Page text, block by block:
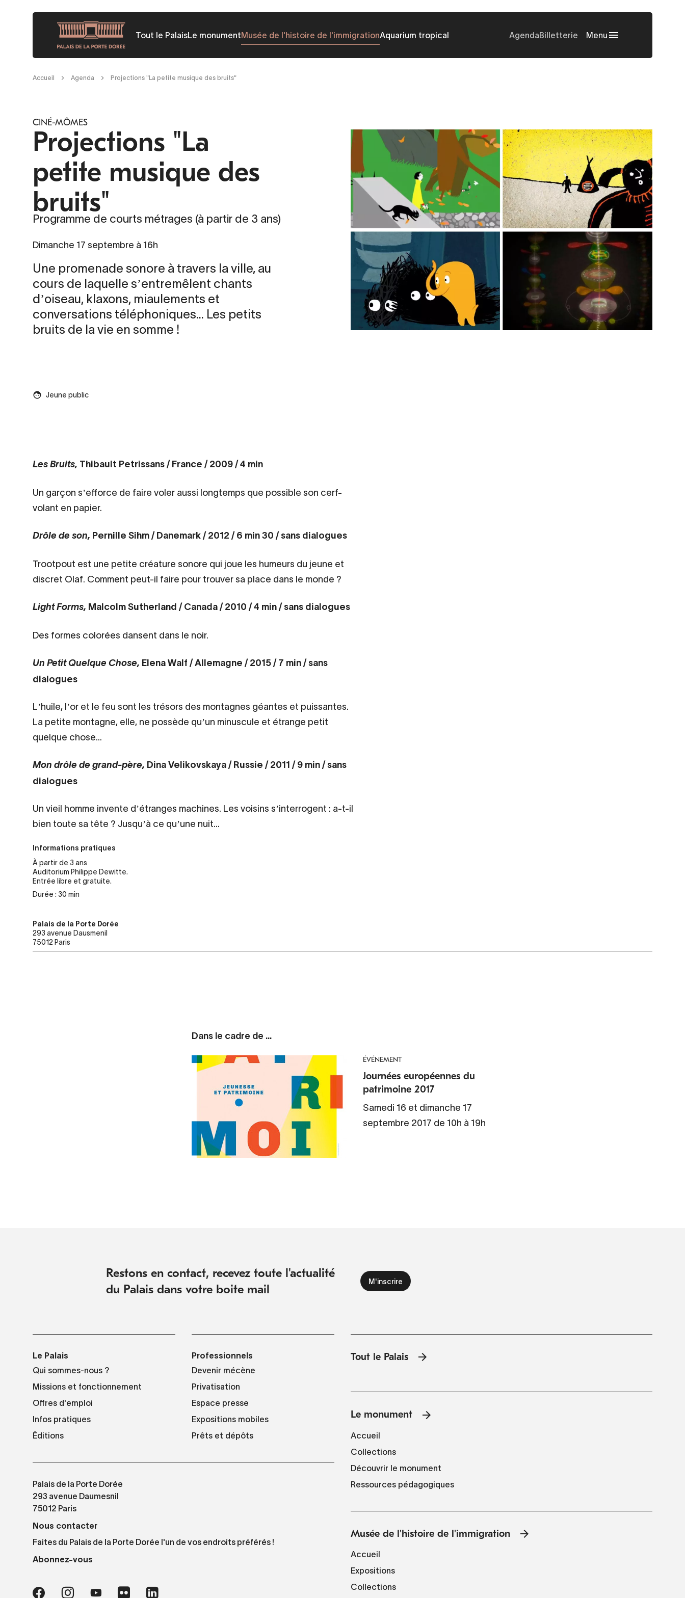
principal
Tout le PalaisLe monumentMusée de l'histoire de l'immigrationAquarium tropical AgendaBilletterie Menu
Fil
Accueil Agenda Projections "La petite musique des bruits"
CINÉ-MÔMES
Projections "La
petite musique des
bruits"
Programme de courts métrages (à partir de 3 ans)
Dimanche 17 septembre à 16h
Une promenade sonore à travers la ville, au
cours de laquelle sʼentremêlent chants
dʼoiseau, klaxons, miaulements et
conversations téléphoniques... Les petits
bruits de la vie en somme !
Jeune public
Contenu
Les Bruits, Thibault Petrissans / France / 2009 / 4 min
Un garçon sʼefforce de faire voler aussi longtemps que possible son cerf-
volant en papier.
Drôle de son, Pernille Sihm / Danemark / 2012 / 6 min 30 / sans dialogues
Trootpout est une petite créature sonore qui joue les humeurs du jeune et
discret Olaf. Comment peut-il faire pour trouver sa place dans le monde ?
Light Forms, Malcolm Sutherland / Canada / 2010 / 4 min / sans dialogues
Des formes colorées dansent dans le noir.
Un Petit Quelque Chose, Elena Walf / Allemagne / 2015 / 7 min / sans
dialogues
Lʼhuile, lʼor et le feu sont les trésors des montagnes géantes et puissantes.
La petite montagne, elle, ne possède quʼun minuscule et étrange petit
quelque chose...
Mon drôle de grand-père, Dina Velikovskaya / Russie / 2011 / 9 min / sans
dialogues
Un vieil homme invente dʼétranges machines. Les voisins sʼinterrogent : a-t-il
bien toute sa tête ? Jusquʼà ce quʼune nuit...
Informations pratiques
À partir de 3 ans
Auditorium Philippe Dewitte.
Entrée libre et gratuite.
Durée : 30 min
Palais de la Porte Dorée
293 avenue Dausmenil
75012 Paris
Dans le cadre de ...
ÉVÉNEMENT
Journées européennes du
patrimoine 2017
Samedi 16 et dimanche 17
septembre 2017 de 10h à 19h
Restons en contact, recevez toute l'actualité
du Palais dans votre boite mail
Le Palais
Qui sommes-nous ?
Missions et fonctionnement
Offres d'emploi
Infos pratiques
Éditions
Professionnels
Devenir mécène
Privatisation
Espace presse
Expositions mobiles
Prêts et dépôts
Palais de la Porte Dorée
293 avenue Daumesnil
75012 Paris
Nous contacter
Faites du Palais de la Porte Dorée l'un de vos endroits préférés !
Abonnez-vous
Tout le Palais
Le monument
Accueil
Collections
Découvrir le monument
Ressources pédagogiques
Musée de l'histoire de l'immigration
Accueil
Expositions
Collections